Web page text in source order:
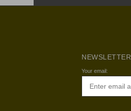
NEWSLETTER
Your email: